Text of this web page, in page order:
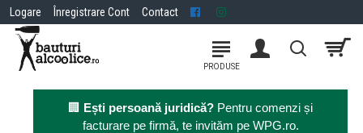
Logare Înregistrare Cont Contact
🏢 Ești persoană juridică? Pentru comenzi și
facturare pe firmă, te invităm pe WPG.ro.